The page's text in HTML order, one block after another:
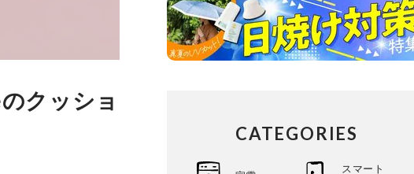
クッショ
CATEGORIES
スマート